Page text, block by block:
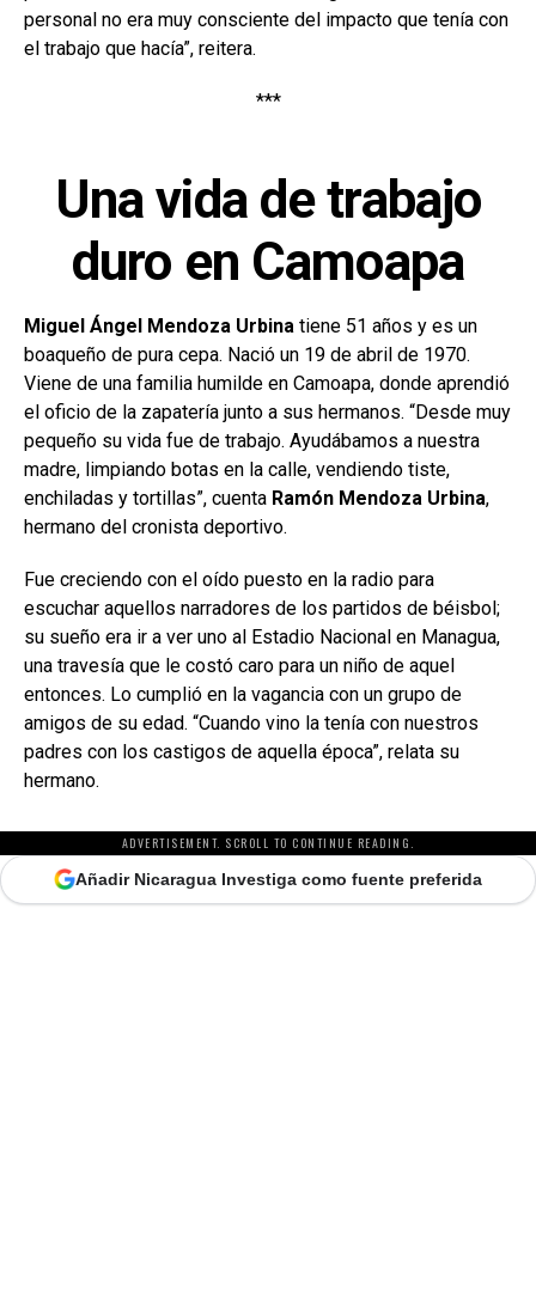
personal no era muy consciente del impacto que tenía con
el trabajo que hacía”, reitera.
***
Una vida de trabajo
duro en Camoapa
Miguel Ángel Mendoza Urbina tiene 51 años y es un
boaqueño de pura cepa. Nació un 19 de abril de 1970.
Viene de una familia humilde en Camoapa, donde aprendió
el oficio de la zapatería junto a sus hermanos. “Desde muy
pequeño su vida fue de trabajo. Ayudábamos a nuestra
madre, limpiando botas en la calle, vendiendo tiste,
enchiladas y tortillas”, cuenta Ramón Mendoza Urbina,
hermano del cronista deportivo.
Fue creciendo con el oído puesto en la radio para
escuchar aquellos narradores de los partidos de béisbol;
su sueño era ir a ver uno al Estadio Nacional en Managua,
una travesía que le costó caro para un niño de aquel
entonces. Lo cumplió en la vagancia con un grupo de
amigos de su edad. “Cuando vino la tenía con nuestros
padres con los castigos de aquella época”, relata su
hermano.
ADVERTISEMENT. SCROLL TO CONTINUE READING.
Añadir Nicaragua Investiga como fuente preferida